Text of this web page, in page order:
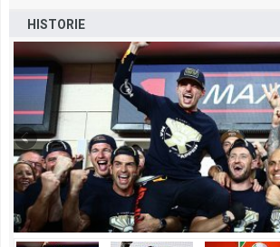
HISTORIE